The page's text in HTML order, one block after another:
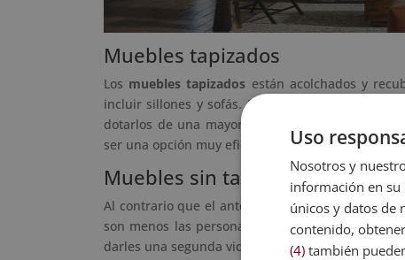
Muebles tapizados
Los muebles tapizados están acolchados y
incluir sillones y sofás. De hecho, los
dotarlos de una mayor comodidad. Además,
ser una opción muy eficaz.
Muebles sin tapizar
Al contrario que el anterior, esta clase de
son menos las personas que compranmuebles
darles una segunda vida.
Uso
Nosotros y
información en su
únicos y datos de
contenido,
(4) también